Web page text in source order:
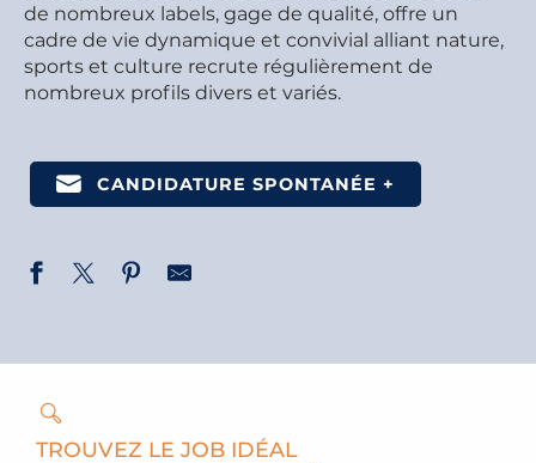
de nombreux labels, gage de qualité, offre un
cadre de vie dynamique et convivial alliant nature,
sports et culture recrute régulièrement de
nombreux profils divers et variés.
CANDIDATURE SPONTANÉE +
TROUVEZ LE JOB IDÉAL